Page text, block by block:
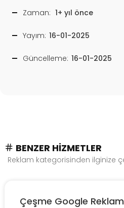
Zaman: 1+ yıl önce
Yayım: 16-01-2025
Güncelleme: 16-01-2025
BENZER HIZMETLER
Reklam kategorisinden ilginize
Çeşme Google Reklam